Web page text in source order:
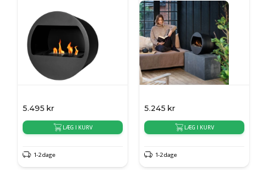
5.495 kr
LÆG I KURV
1-2 dage
5.245 kr
LÆG I KURV
1-2 dage